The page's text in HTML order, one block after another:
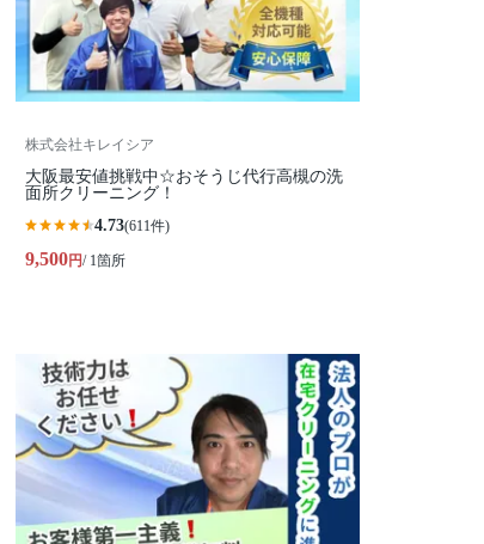
株式会社キレイシア
大阪最安値挑戦中☆おそうじ代行高槻の洗
面所クリーニング！
4.73(611件)
9,500円/ 1箇所